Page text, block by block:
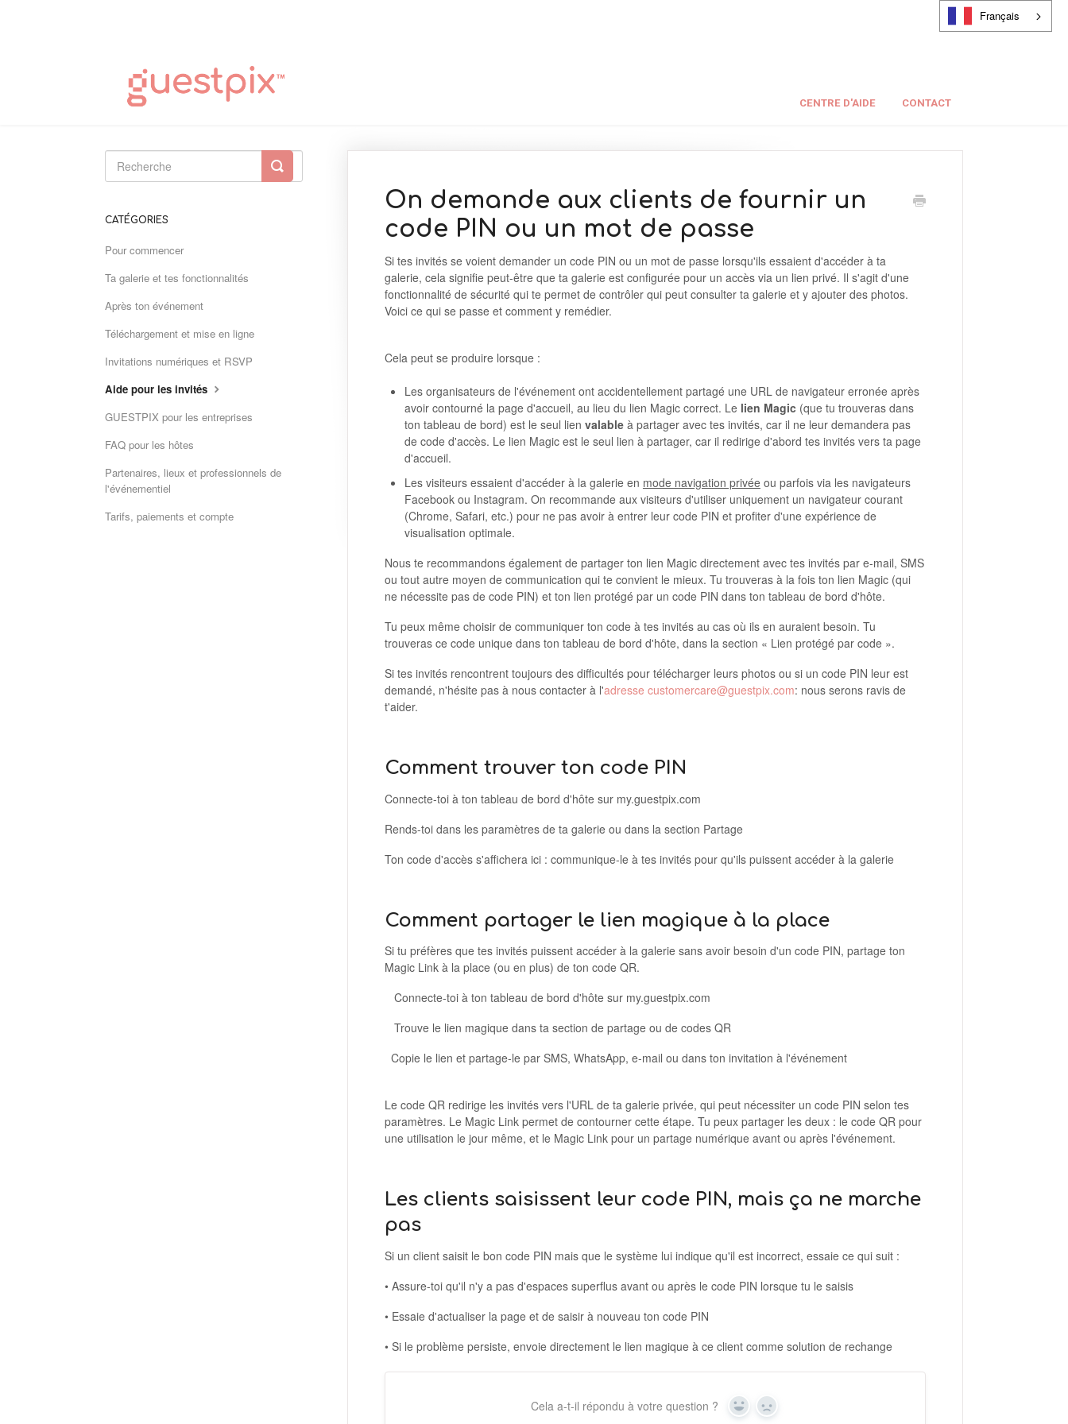
Français
CENTRE D'AIDE CONTACT
On demande aux clients de fournir un
code PIN ou un mot de passe
Si tes invités se voient demander un code PIN ou un mot de passe lorsqu'ils essaient d'accéder à ta
galerie, cela signifie peut-être que ta galerie est configurée pour un accès via un lien privé. Il s'agit d'une
fonctionnalité de sécurité qui te permet de contrôler qui peut consulter ta galerie et y ajouter des photos.
Voici ce qui se passe et comment y remédier.
Cela peut se produire lorsque :
Les organisateurs de l'événement ont accidentellement partagé une URL de navigateur erronée après
avoir contourné la page d'accueil, au lieu du lien Magic correct. Le lien Magic(que tu trouveras dans
ton tableau de bord) est le seul lien valableà partager avec tes invités, car il ne leur demandera pas
de code d'accès. Le lien Magic est le seul lien à partager, car il redirige d'abord tes invités vers ta page
d'accueil.
Les visiteurs essaient d'accéder à la galerie en mode navigation privéeou parfois via les navigateurs
Facebook ou Instagram. On recommande aux visiteurs d'utiliser uniquement un navigateur courant
(Chrome, Safari, etc.) pour ne pas avoir à entrer leur code PIN et profiter d'une expérience de
visualisation optimale.
Nous te recommandons également de partager ton lien Magic directement avec tes invités par e-mail, SMS
ou tout autre moyen de communication qui te convient le mieux. Tu trouveras à la fois ton lien Magic (qui
ne nécessite pas de code PIN) et ton lien protégé par un code PIN dans ton tableau de bord d'hôte.
Tu peux même choisir de communiquer ton code à tes invités au cas où ils en auraient besoin. Tu
trouveras ce code unique dans ton tableau de bord d'hôte, dans la section « Lien protégé par code ».
Si tes invités rencontrent toujours des difficultés pour télécharger leurs photos ou si un code PIN leur est
demandé, n'hésite pas à nous contacter à l'adresse customercare@guestpix.com: nous serons ravis de
t'aider.
Comment trouver ton code PIN
Connecte-toi à ton tableau de bord d'hôte sur my.guestpix.com
Rends-toi dans les paramètres de ta galerie ou dans la section Partage
Ton code d'accès s'affichera ici : communique-le à tes invités pour qu'ils puissent accéder à la galerie
Comment partager le lien magique à la place
Si tu préfères que tes invités puissent accéder à la galerie sans avoir besoin d'un code PIN, partage ton
Magic Link à la place (ou en plus) de ton code QR.
Connecte-toi à ton tableau de bord d'hôte sur my.guestpix.com
Trouve le lien magique dans ta section de partage ou de codes QR
Copie le lien et partage-le par SMS, WhatsApp, e-mail ou dans ton invitation à l'événement
Le code QR redirige les invités vers l'URL de ta galerie privée, qui peut nécessiter un code PIN selon tes
paramètres. Le Magic Link permet de contourner cette étape. Tu peux partager les deux : le code QR pour
une utilisation le jour même, et le Magic Link pour un partage numérique avant ou après l'événement.
Les clients saisissent leur code PIN, mais ça ne marche
pas
Si un client saisit le bon code PIN mais que le système lui indique qu'il est incorrect, essaie ce qui suit :
• Assure-toi qu'il n'y a pas d'espaces superflus avant ou après le code PIN lorsque tu le saisis
• Essaie d'actualiser la page et de saisir à nouveau ton code PIN
• Si le problème persiste, envoie directement le lien magique à ce client comme solution de rechange
Cela a-t-il répondu à votre question ? Oui Non
Toggle
Search
CATÉGORIES
Pour commencer
Ta galerie et tes fonctionnalités
Après ton événement
Téléchargement et mise en ligne
Invitations numériques et RSVP
Aide pour les invités
GUESTPIX pour les entreprises
FAQ pour les hôtes
Partenaires, lieux et professionnels de
l'événementiel
Tarifs, paiements et compte